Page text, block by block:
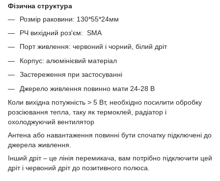
Фізична структура
Розмір раковини: 130*55*24мм
РЧ вихідний роз'єм: SMA
Порт живлення: червоний і чорний, білий дріт
Корпус: алюмінієвий матеріал
Застереження при застосуванні
Джерело живлення повинно мати 24-28 В
Коли вихідна потужність > 5 Вт, необхідно посилити обробку
розсіювання тепла, таку як термоклей, радіатор і
охолоджуючий вентилятор
Антена або навантаження повинні бути спочатку підключені до
джерела живлення.
Інший дріт – це лінія перемикача, вам потрібно підключити цей
дріт і червоний дріт до позитивного полюса.